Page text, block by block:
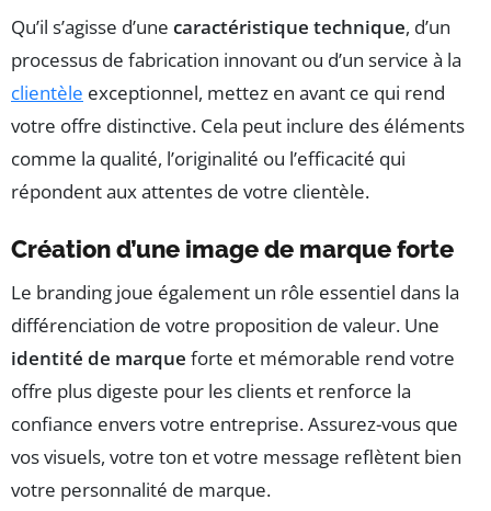
Qu’il s’agisse d’une caractéristique technique, d’un
processus de fabrication innovant ou d’un service à la
clientèle exceptionnel, mettez en avant ce qui rend
votre offre distinctive. Cela peut inclure des éléments
comme la qualité, l’originalité ou l’efficacité qui
répondent aux attentes de votre clientèle.
Création d’une image de marque forte
Le branding joue également un rôle essentiel dans la
différenciation de votre proposition de valeur. Une
identité de marque forte et mémorable rend votre
offre plus digeste pour les clients et renforce la
confiance envers votre entreprise. Assurez-vous que
vos visuels, votre ton et votre message reflètent bien
votre personnalité de marque.